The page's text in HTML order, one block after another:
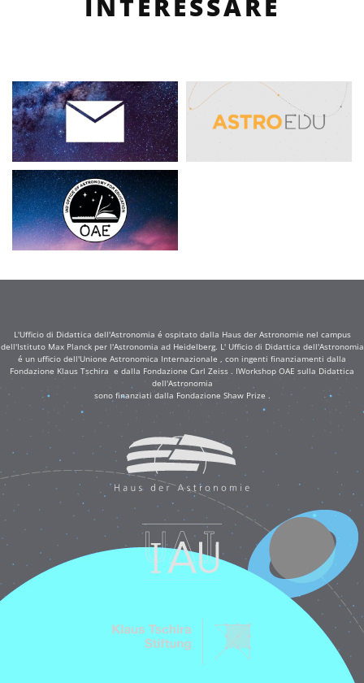
INTERESSARE
L'Ufficio di Didattica dell'Astronomia é ospitato dalla Haus der Astronomie nel campus
dell'Istituto Max Planck per l'Astronomia ad Heidelberg. L' Ufficio di Didattica dell'Astronomia
é un ufficio dell'Unione Astronomica Internazionale , con ingenti finanziamenti dalla
Fondazione Klaus Tschira e dalla Fondazione Carl Zeiss . IWorkshop OAE sulla Didattica
dell'Astronomia
sono finanziati dalla Fondazione Shaw Prize .